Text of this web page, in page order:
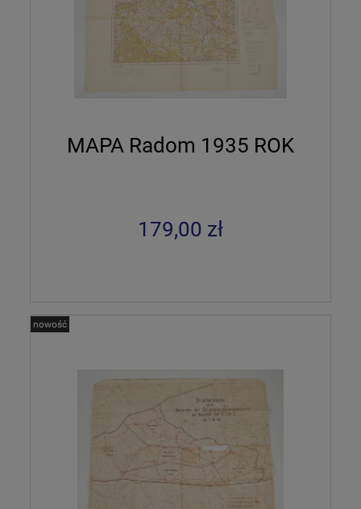
MAPA Radom 1935 ROK
179,00 zł
nowość